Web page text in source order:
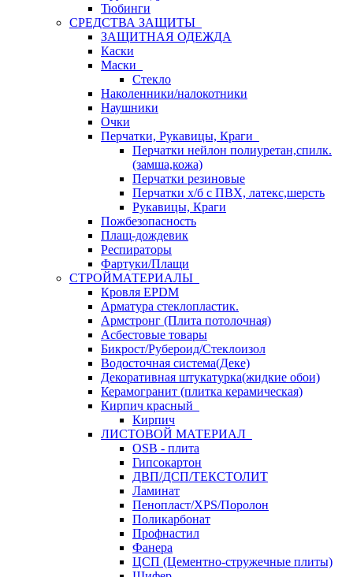
Тюбинги
СРЕДСТВА ЗАЩИТЫ
ЗАЩИТНАЯ ОДЕЖДА
Каски
Маски
Стекло
Наколенники/налокотники
Наушники
Очки
Перчатки, Рукавицы, Краги
Перчатки нейлон полиуретан,спилк.
(замша,кожа)
Перчатки резиновые
Перчатки х/б с ПВХ, латекс,шерсть
Рукавицы, Краги
Пожбезопасность
Плащ-дождевик
Респираторы
Фартуки/Плащи
СТРОЙМАТЕРИАЛЫ
Кровля ЕРDM
Арматура стеклопластик.
Армстронг (Плита потолочная)
Асбестовые товары
Бикрост/Рубероид/Стеклоизол
Водосточная система(Деке)
Декоративная штукатурка(жидкие обои)
Керамогранит (плитка керамическая)
Кирпич красный
Кирпич
ЛИСТОВОЙ МАТЕРИАЛ
OSB - плита
Гипсокартон
ДВП/ДСП/ТЕКСТОЛИТ
Ламинат
Пенопласт/XPS/Поролон
Поликарбонат
Профнастил
Фанера
ЦСП (Цементно-стружечные плиты)